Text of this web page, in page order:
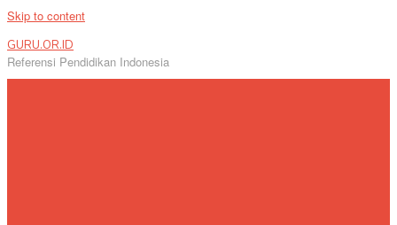
Skip to content
GURU.OR.ID
Referensi Pendidikan Indonesia